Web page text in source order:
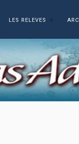
LES RELEVES